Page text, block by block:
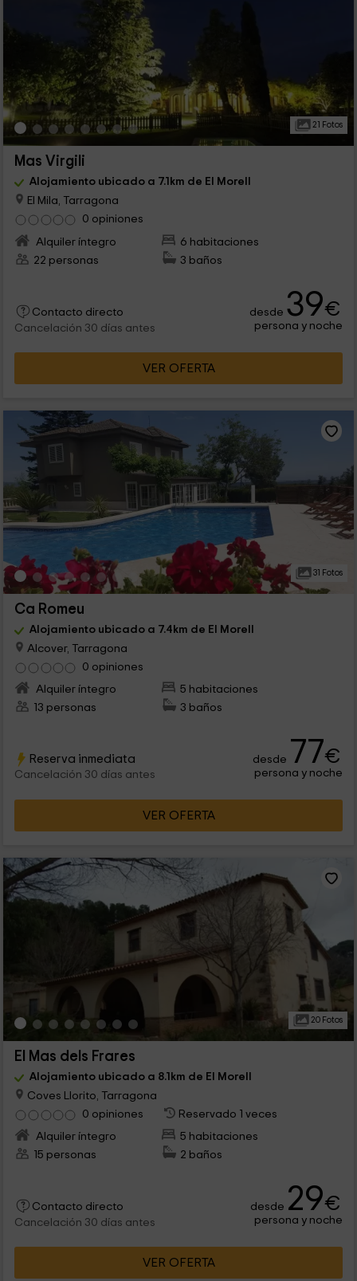
21 Fotos
Mas Virgili
Alojamiento ubicado a 7.1km de El Morell
El Mila, Tarragona
0 opiniones
Alquiler íntegro
6 habitaciones
22 personas
3 baños
Contacto directo
Cancelación 30 días antes
desde 39€
persona y noche
VER OFERTA
31 Fotos
Ca Romeu
Alojamiento ubicado a 7.4km de El Morell
Alcover, Tarragona
0 opiniones
Alquiler íntegro
5 habitaciones
13 personas
3 baños
Reserva inmediata
Cancelación 30 días antes
desde 77€
persona y noche
VER OFERTA
20 Fotos
El Mas dels Frares
Alojamiento ubicado a 8.1km de El Morell
Coves Llorito, Tarragona
0 opiniones
Reservado 1 veces
Alquiler íntegro
5 habitaciones
15 personas
2 baños
Contacto directo
Cancelación 30 días antes
desde 29€
persona y noche
VER OFERTA